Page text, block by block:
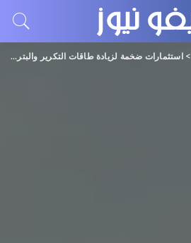
>استثمارات ضخمة لزيادة طاقات التكرير والبتروكيماويات في مصر